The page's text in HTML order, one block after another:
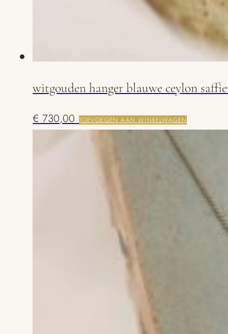
witgouden hanger blauwe ceylon
€ 730,00 TOEVOEGEN AAN WINKELWAGEN